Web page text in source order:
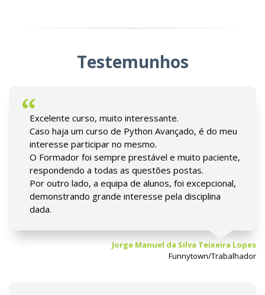
Testemunhos
Excelente curso, muito interessante.
Caso haja um curso de Python Avançado, é do meu
interesse participar no mesmo.
O Formador foi sempre prestável e muito paciente,
respondendo a todas as questões postas.
Por outro lado, a equipa de alunos, foi excepcional,
demonstrando grande interesse pela disciplina
dada.
Jorge Manuel da Silva Teixeira Lopes
Funnytown/Trabalhador